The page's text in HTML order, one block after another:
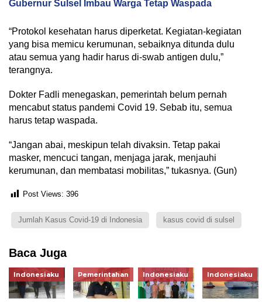
Gubernur Sulsel Imbau Warga Tetap Waspada
“Protokol kesehatan harus diperketat. Kegiatan-kegiatan
yang bisa memicu kerumunan, sebaiknya ditunda dulu
atau semua yang hadir harus di-swab antigen dulu,”
terangnya.
Dokter Fadli menegaskan, pemerintah belum pernah
mencabut status pandemi Covid 19. Sebab itu, semua
harus tetap waspada.
“Jangan abai, meskipun telah divaksin. Tetap pakai
masker, mencuci tangan, menjaga jarak, menjauhi
kerumunan, dan membatasi mobilitas,” tukasnya. (Gun)
Post Views: 396
Jumlah Kasus Covid-19 di Indonesia kasus covid di sulsel
Baca Juga
Indonesiaku Pemerintahan Indonesiaku Indonesiaku